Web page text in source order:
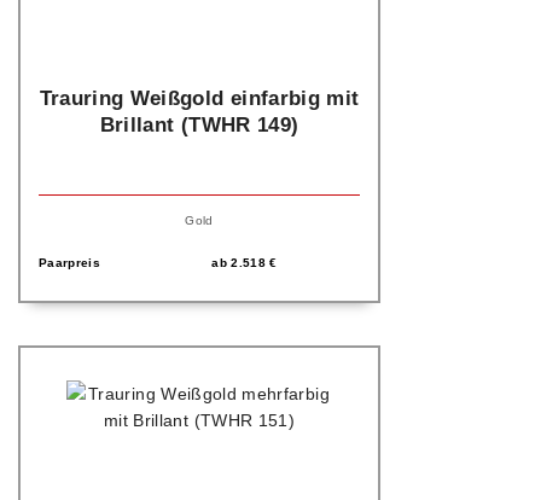
Trauring Weißgold einfarbig mit
Brillant (TWHR 149)
Gold
Paarpreis ab2.518€